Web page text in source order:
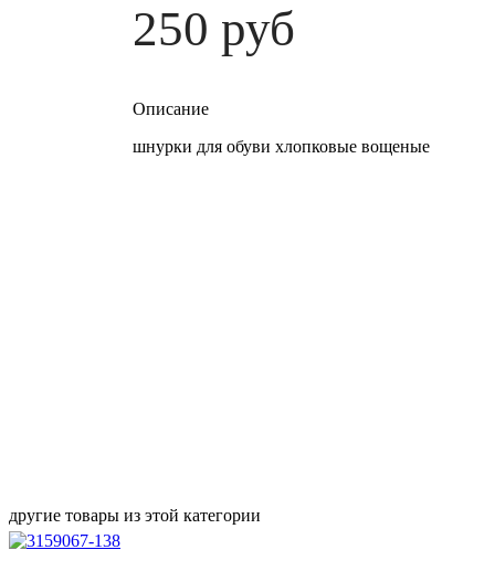
250 руб
Описание
шнурки для обуви хлопковые вощеные
другие товары из этой категории